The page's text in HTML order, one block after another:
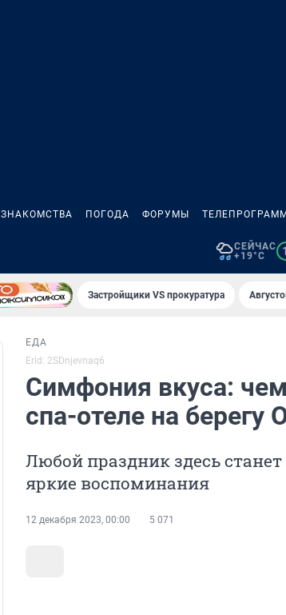
ЗНАКОМСТВА ПОГОДА ФОРУМЫ
СЕЙЧАС
+19°C
1
Застройщики VS прокуратура
ЕДА
Erid: 2SDnjevnaq6
Симфония вкуса:
спа-отеле на берегу
Любой праздник здесь
яркие воспоминания
12 декабря 2023, 00:00 5 071